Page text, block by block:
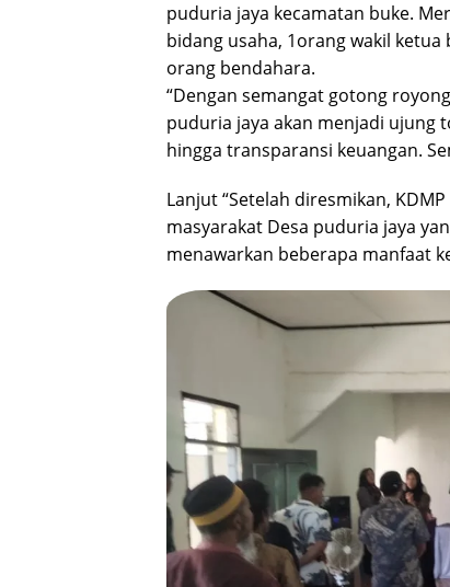
puduria jaya kecamatan buke.
bidang usaha, 1orang wakil
orang bendahara.
“Dengan semangat gotong
puduria jaya akan menjadi ujung
hingga transparansi keuangan.
Lanjut “Setelah diresmikan,
masyarakat Desa puduria jaya
menawarkan beberapa manfaat